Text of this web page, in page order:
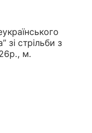
зі стрільби з
м.